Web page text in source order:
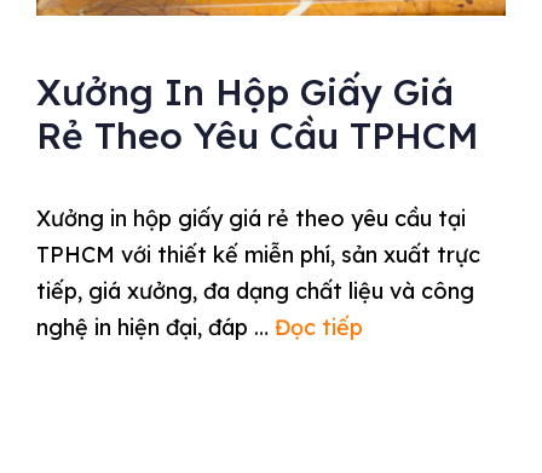
Xưởng In Hộp Giấy Giá
Rẻ Theo Yêu Cầu TPHCM
Xưởng in hộp giấy giá rẻ theo yêu cầu tại
TPHCM với thiết kế miễn phí, sản xuất trực
tiếp, giá xưởng, đa dạng chất liệu và công
nghệ in hiện đại, đáp … Đọc tiếp